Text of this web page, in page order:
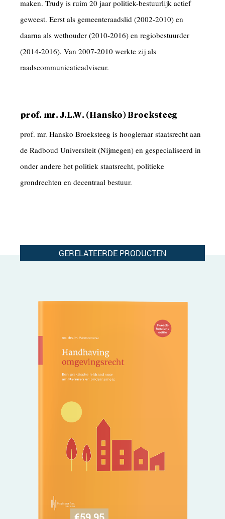
maken. Trudy is ruim 20 jaar politiek-bestuurlijk actief
geweest. Eerst als gemeenteraadslid (2002-2010) en
daarna als wethouder (2010-2016) en regiobestuurder
(2014-2016). Van 2007-2010 werkte zij als
raadscommunicatieadviseur.
prof. mr. J.L.W. (Hansko) Broeksteeg
prof. mr. Hansko Broeksteeg is hoogleraar staatsrecht aan
de Radboud Universiteit (Nijmegen) en gespecialiseerd in
onder andere het politiek staatsrecht, politieke
grondrechten en decentraal bestuur.
GERELATEERDE PRODUCTEN